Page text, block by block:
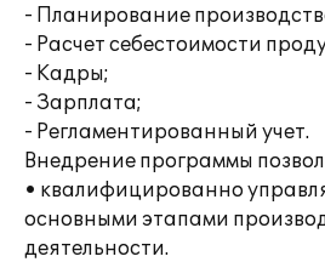
- Планирование
- Расчет себестоимости
- Кадры;
- Зарплата;
- Регламентированный учет.
Внедрение программы
• квалифицированно
основными этапами
деятельности.